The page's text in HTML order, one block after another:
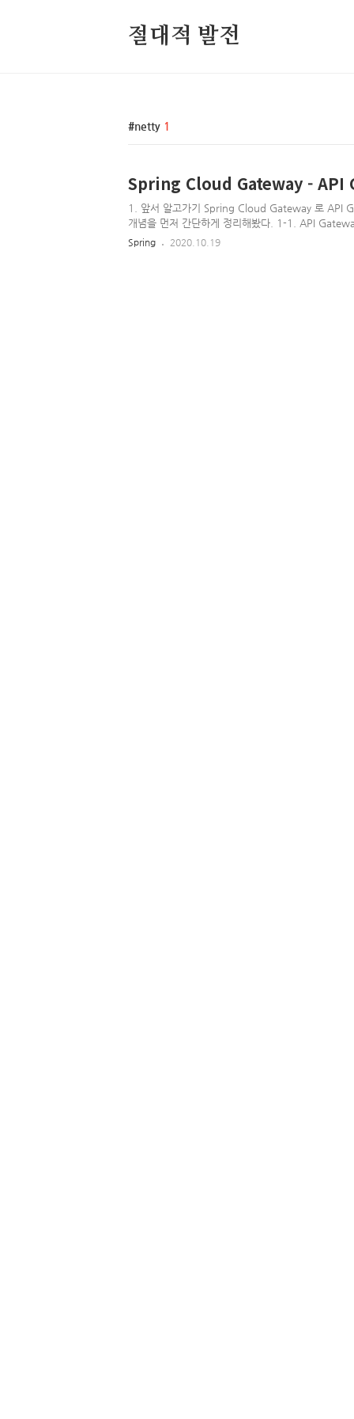
절대적 발전
netty 1
Spring Cloud Gateway - API
1. 앞서 알고가기 Spring Cloud Gateway 로 API
개념을 먼저 간단하게 정리해봤다. 1-1. API
케스트레이션 등과 같은 기능을 포함한 향상된
Spring 2020.10.19